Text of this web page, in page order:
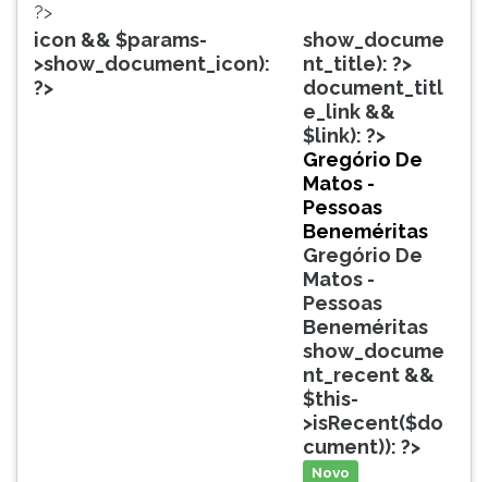
leitor
pausar
?>
icon && $params-
>show_document_icon):
?>
show_docume
nt_title): ?>
document_titl
e_link &&
$link): ?>
Gregório De
Matos -
Pessoas
Beneméritas
Gregório De
Matos -
Pessoas
Beneméritas
show_docume
nt_recent &&
$this-
>isRecent($do
cument)): ?>
Novo